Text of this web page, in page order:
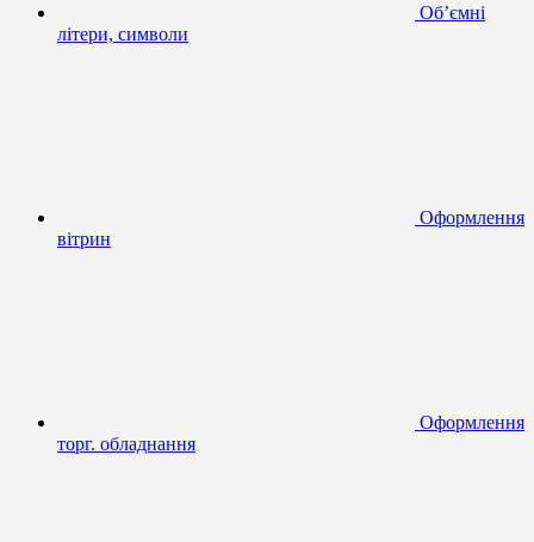
Об’ємні
літери, символи
Оформлення
вітрин
Оформлення
торг. обладнання